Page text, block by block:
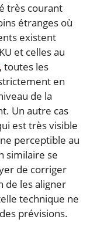
très courant
étranges où
existent
et celles au
, toutes les
en
de la
Un autre cas
est très visible
perceptible au
similaire se
de corriger
de les aligner
technique ne
prévisions.